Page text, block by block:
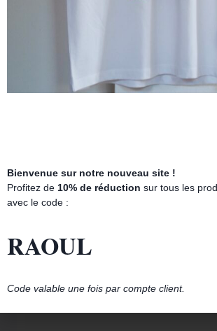
Bienvenue sur notre nouveau site !
Profitez de 10% de réduction sur tous les
avec le code :
RAOUL
Code valable une fois par compte client.